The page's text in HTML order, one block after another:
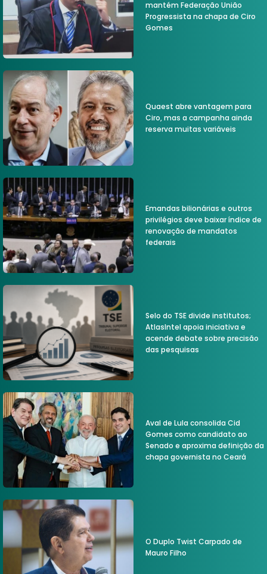
mantém Federação União
Progressista na chapa de Ciro
Gomes
Quaest abre vantagem para
Ciro, mas a campanha ainda
reserva muitas variáveis
Emandas bilionárias e outros
privilégios deve baixar índice de
renovação de mandatos
federais
Selo do TSE divide institutos;
AtlasIntel apoia iniciativa e
acende debate sobre precisão
das pesquisas
Aval de Lula consolida Cid
Gomes como candidato ao
Senado e aproxima definição da
chapa governista no Ceará
O Duplo Twist Carpado de
Mauro Filho